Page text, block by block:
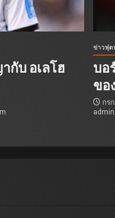
บ อเลโฮ
ข่าวฟุต
บอ
ขอ
กร